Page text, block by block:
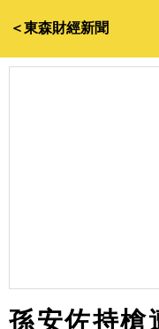
＜東森財經新聞
孫安佐持槍